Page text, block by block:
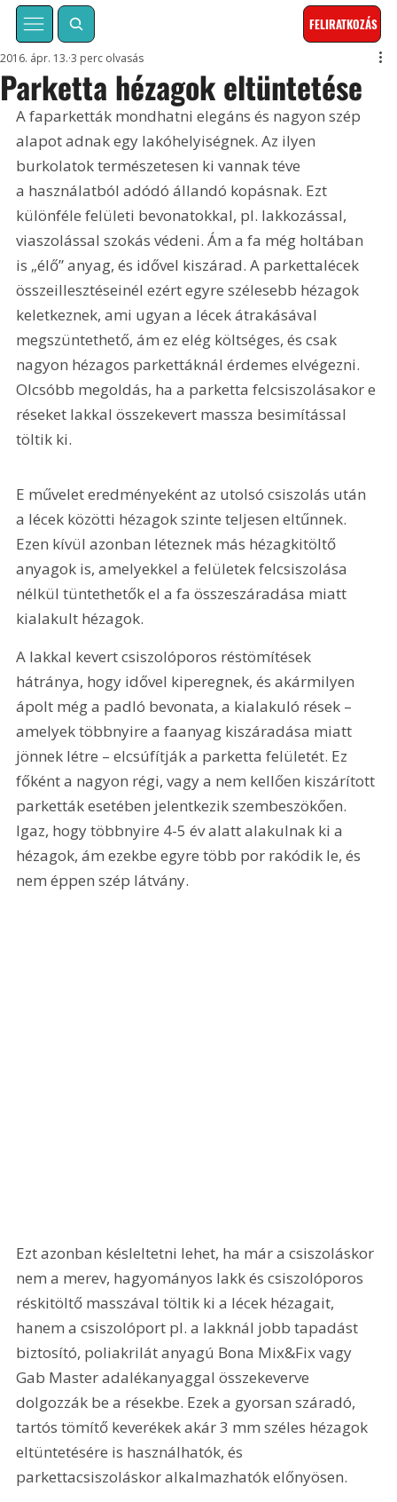
FELIRATKOZÁS
Parketta hézagok eltüntetése
2016. ápr. 13. 3 perc olvasás
A faparketták mondhatni elegáns és nagyon szép
alapot adnak egy lakóhelyiségnek. Az ilyen
burkolatok természetesen ki vannak téve
a használatból adódó állandó kopásnak. Ezt
különféle felületi bevonatokkal, pl. lakkozással,
viaszolással szokás védeni. Ám a fa még holtában
is „élő” anyag, és idővel kiszárad. A parkettalécek
összeillesztéseinél ezért egyre szélesebb hézagok
keletkeznek, ami ugyan a lécek átrakásával
megszüntethető, ám ez elég költséges, és csak
nagyon hézagos parkettáknál érdemes elvégezni.
Olcsóbb megoldás, ha a parketta felcsiszolásakor e
réseket lakkal összekevert massza besimítással
töltik ki.
E művelet eredményeként az utolsó csiszolás után
a lécek közötti hézagok szinte teljesen eltűnnek.
Ezen kívül azonban léteznek más hézagkitöltő
anyagok is, amelyekkel a felületek felcsiszolása
nélkül tüntethetők el a fa összeszáradása miatt
kialakult hézagok.
A lakkal kevert csiszolóporos réstömítések
hátránya, hogy idővel kiperegnek, és akármilyen
ápolt még a padló bevonata, a kialakuló rések –
amelyek többnyire a faanyag kiszáradása miatt
jönnek létre – elcsúfítják a parketta felületét. Ez
főként a nagyon régi, vagy a nem kellően kiszárított
parketták esetében jelentkezik szembeszökően.
Igaz, hogy többnyire 4-5 év alatt alakulnak ki a
hézagok, ám ezekbe egyre több por rakódik le, és
nem éppen szép látvány.
Ezt azonban késleltetni lehet, ha már a csiszoláskor
nem a merev, hagyományos lakk és csiszolóporos
réskitöltő masszával töltik ki a lécek hézagait,
hanem a csiszolóport pl. a lakknál jobb tapadást
biztosító, poliakrilát anyagú Bona Mix&Fix vagy
Gab Master adalékanyaggal összekeverve
dolgozzák be a résekbe. Ezek a gyorsan száradó,
tartós tömítő keverékek akár 3 mm széles hézagok
eltüntetésére is használhatók, és
parkettacsiszoláskor alkalmazhatók előnyösen.